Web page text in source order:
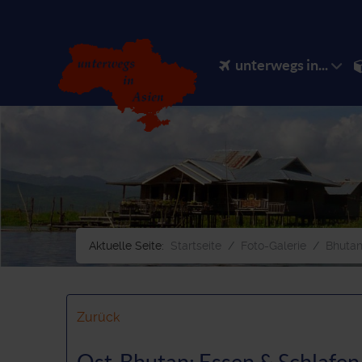
unterwegs in...
Aktuelle Seite: Startseite Foto-Galerie
Zurück